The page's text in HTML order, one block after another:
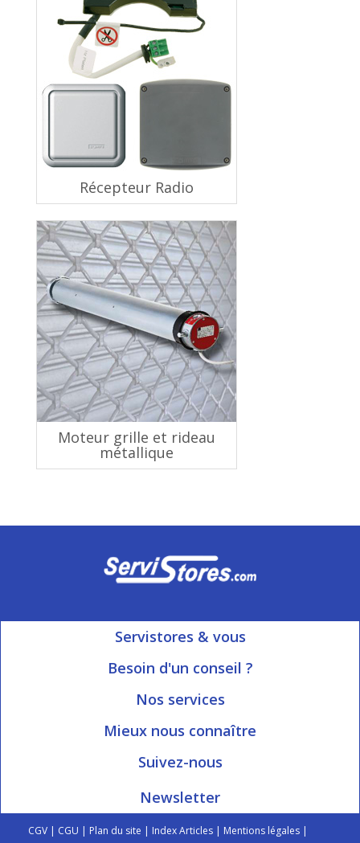
Récepteur Radio
Moteur grille et rideau
métallique
Servistores & vous
Mon compte
Besoin d'un conseil ?
Ouvert du Lundi au Vendredi
Nos services
Informations livraison
Blog Servistores
Plan du site
Index articles
Mieux nous connaître
Qui sommes-nous?
Engagé avec vous
On parle de nous
Suivez-nous
Newsletter
CGV | CGU | Plan du site | Index Articles | Mentions légales |